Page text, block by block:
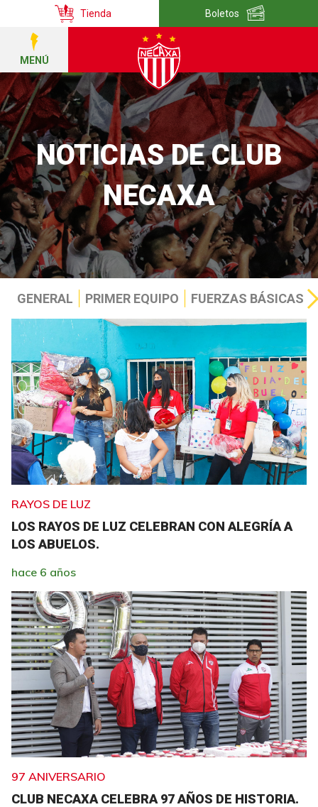
Tienda Boletos
MENÚ
NOTICIAS DE CLUB
NECAXA
GENERAL PRIMER EQUIPO FUERZAS BÁSICAS
RAYOS DE LUZ
LOS RAYOS DE LUZ CELEBRAN CON ALEGRÍA A
LOS ABUELOS.
hace 6 años
97 ANIVERSARIO
CLUB NECAXA CELEBRA 97 AÑOS DE HISTORIA.